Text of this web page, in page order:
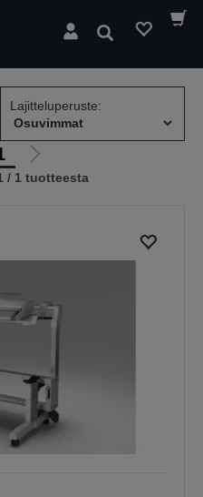
Hae
Lajitteluperuste:
Siirry
seuraavalle
/ 1 tuotteesta